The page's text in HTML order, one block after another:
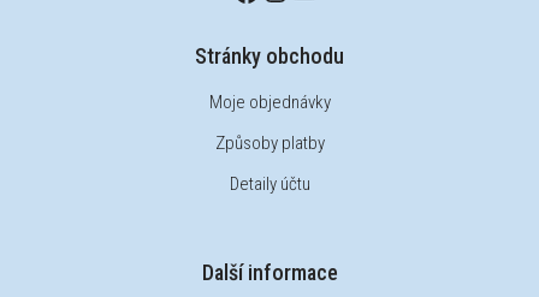
Stránky obchodu
Moje objednávky
Způsoby platby
Detaily účtu
Další informace